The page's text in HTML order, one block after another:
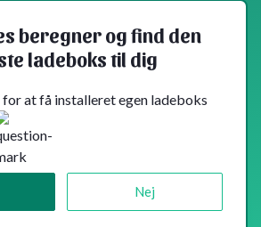
beregner og find den
ladeboks til dig
at få installeret egen ladeboks
Nej